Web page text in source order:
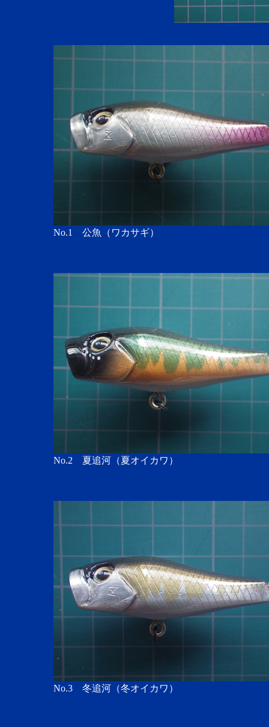
No.1 公魚（ワカサギ）
No.2 夏追河（夏オイカワ）
No.3 冬追河（冬オイカワ）